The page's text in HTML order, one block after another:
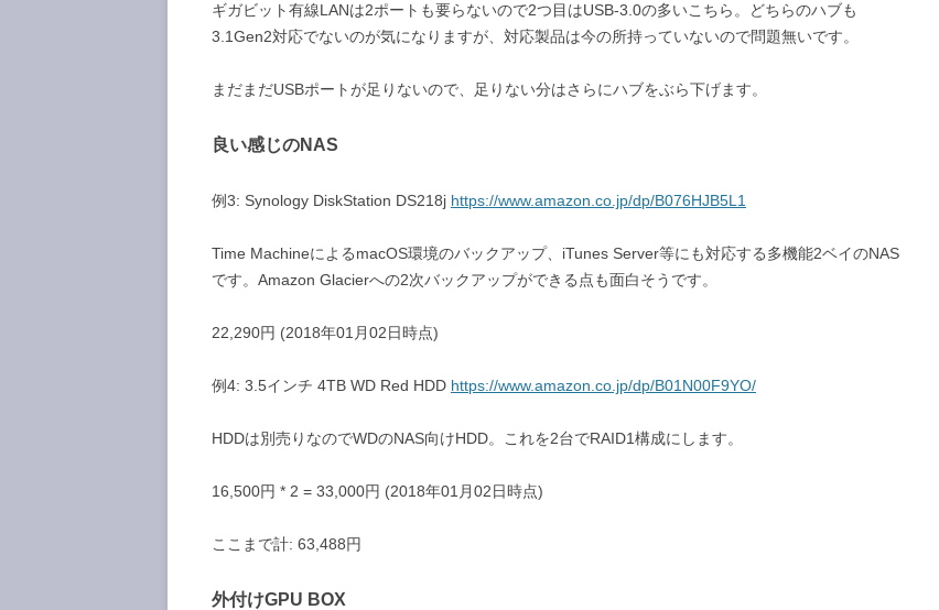
ギガビット有線LANは2ポートも要らないので2つ目はUSB-3.0の多いこちら。どちらのハブも
3.1Gen2対応でないのが気になりますが、対応製品は今の所持っていないので問題無いです。
まだまだUSBポートが足りないので、足りない分はさらにハブをぶら下げます。
良い感じのNAS
例3: Synology DiskStation DS218j https://www.amazon.co.jp/dp/B076HJB5L1
Time MachineによるmacOS環境のバックアップ、iTunes Server等にも対応する多機能2ベイのNAS
です。Amazon Glacierへの2次バックアップができる点も面白そうです。
22,290円 (2018年01月02日時点)
例4: 3.5インチ 4TB WD Red HDD https://www.amazon.co.jp/dp/B01N00F9YO/
HDDは別売りなのでWDのNAS向けHDD。これを2台でRAID1構成にします。
16,500円 * 2 = 33,000円 (2018年01月02日時点)
ここまで計: 63,488円
外付けGPU BOX